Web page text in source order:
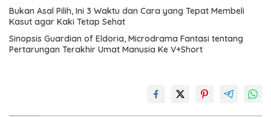
Bukan Asal Pilih, Ini 3 Waktu dan Cara yang Tepat Membeli
Kasut agar Kaki Tetap Sehat
Sinopsis Guardian of Eldoria, Microdrama Fantasi tentang
Pertarungan Terakhir Umat Manusia Ke V+Short